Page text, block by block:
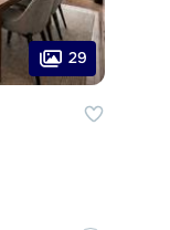
29